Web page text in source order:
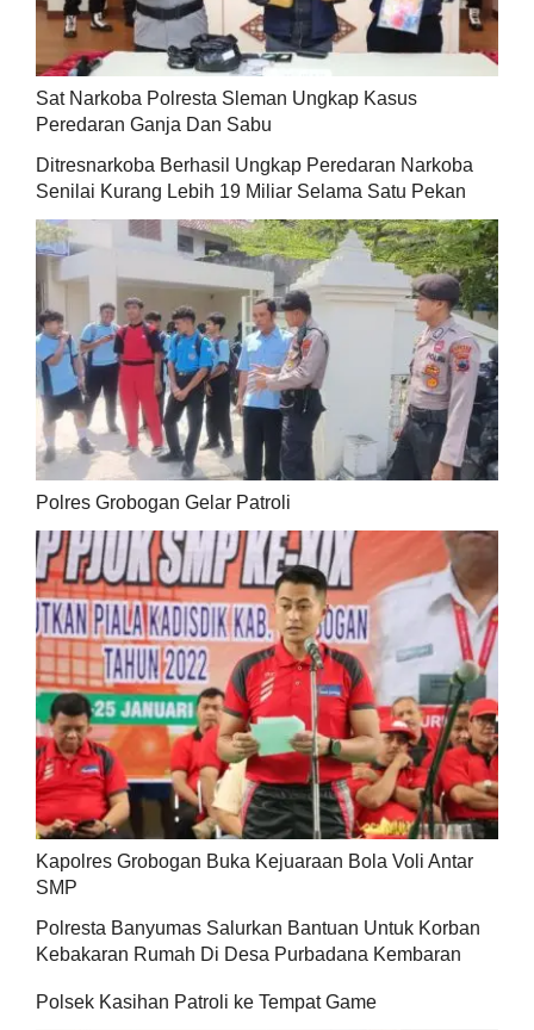
Sat Narkoba Polresta Sleman Ungkap Kasus
Peredaran Ganja Dan Sabu
Ditresnarkoba Berhasil Ungkap Peredaran Narkoba
Senilai Kurang Lebih 19 Miliar Selama Satu Pekan
Polres Grobogan Gelar Patroli
Kapolres Grobogan Buka Kejuaraan Bola Voli Antar
SMP
Polresta Banyumas Salurkan Bantuan Untuk Korban
Kebakaran Rumah Di Desa Purbadana Kembaran
Polsek Kasihan Patroli ke Tempat Game